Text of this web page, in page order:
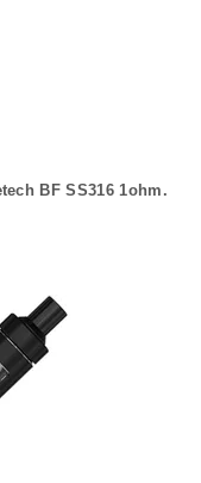
BF SS316 1ohm.